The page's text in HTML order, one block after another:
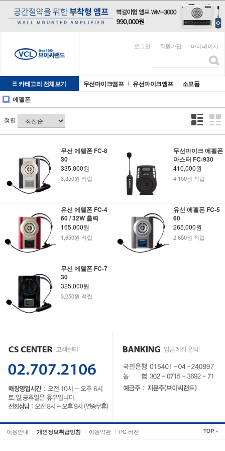
로그인 회원가입 마이페이지
카테고리 전체보기 무선마이크앰프 유선마이크앰프
소모품
에펠폰
정렬
무선 에펠폰 FC-8
30
335,000원
3,350원 적립
무선마이크 에펠폰
마스터 FC-930
410,000원
4,100원 적립
유선 에펠폰 FC-4
60 / 32W 출력
165,000원
1,650원 적립
유선 에펠폰 FC-5
60
265,000원
2,650원 적립
무선 에펠폰 FC-7
30
325,000원
3,250원 적립
이용안내 개인정보취급방침 이용약관 PC 버전